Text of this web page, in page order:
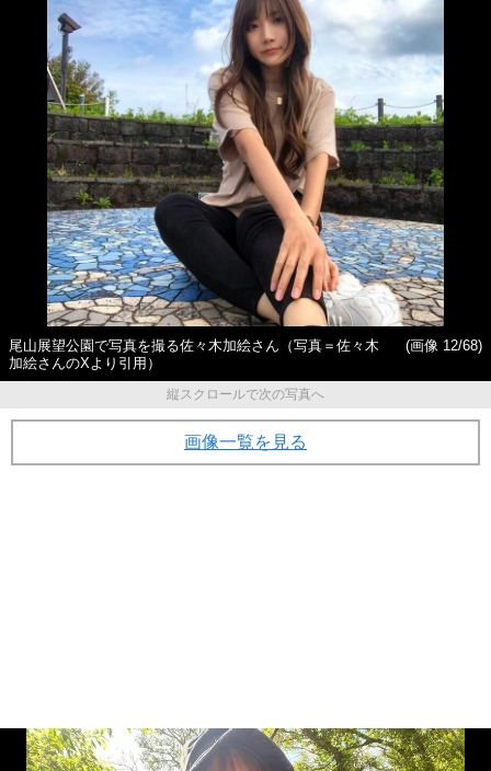
尾山展望公園で写真を撮る佐々木加絵さん（写真＝佐々木
加絵さんのXより引用）
(画像 12/68)
縦スクロールで次の写真へ
画像一覧を見る